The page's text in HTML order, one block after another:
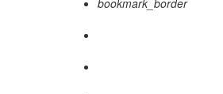
bookmark_border